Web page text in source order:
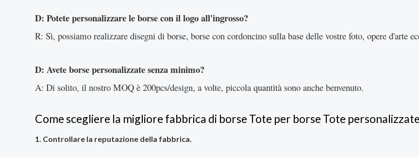
D: Potete personalizzare le borse con il logo all'ingrosso?
R: Sì, possiamo realizzare disegni di borse, borse con cordoncino sulla base delle vostre foto, opere d'arte
D: Avete borse personalizzate senza minimo?
A: Di solito, il nostro MOQ è 200pcs/design, a volte, piccola quantità sono anche benvenuto.
Come scegliere la migliore fabbrica di borse Tote per borse Tote
1. Controllare la reputazione della fabbrica.